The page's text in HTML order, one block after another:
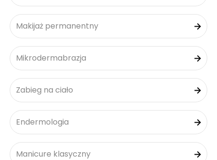
Makijaż permanentny
Mikrodermabrazja
Zabieg na ciało
Endermologia
Manicure klasyczny